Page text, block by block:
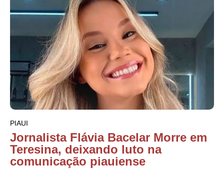
PIAUI
Jornalista Flávia Bacelar Morre em
Teresina, deixando luto na
comunicação piauiense